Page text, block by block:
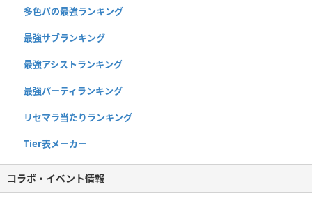
多色パの最強ランキング
最強サブランキング
最強アシストランキング
最強パーティランキング
リセマラ当たりランキング
Tier表メーカー
コラボ・イベント情報